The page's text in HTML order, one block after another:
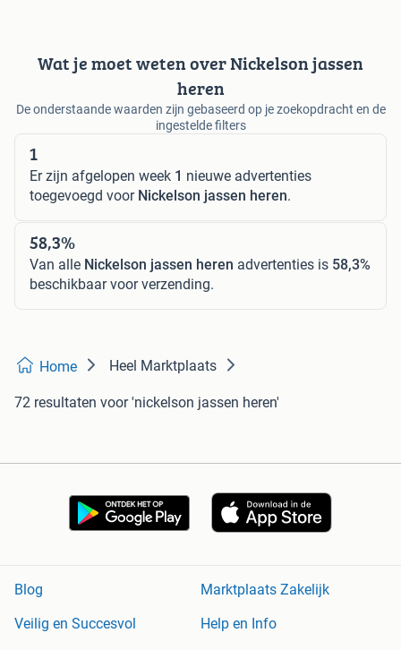
Wat je moet weten over Nickelson jassen
heren
De onderstaande waarden zijn gebaseerd op je zoekopdracht en de
ingestelde filters
1
Er zijn afgelopen week 1 nieuwe advertenties
toegevoegd voor Nickelson jassen heren.
58,3%
Van alle Nickelson jassen heren advertenties is 58,3%
beschikbaar voor verzending.
Home Heel Marktplaats
72 resultaten voor 'nickelson jassen heren'
Blog
Marktplaats Zakelijk
Veilig en Succesvol
Help en Info